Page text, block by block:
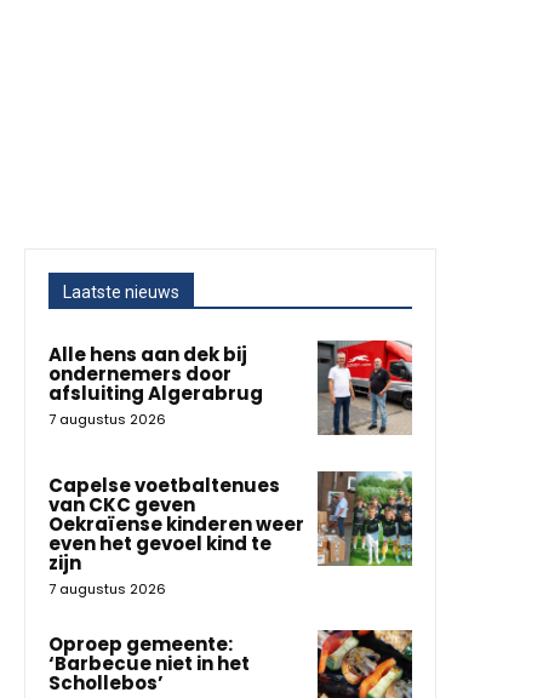
Laatste nieuws
Alle hens aan dek bij
ondernemers door
afsluiting Algerabrug
7 augustus 2026
Capelse voetbaltenues
van CKC geven
Oekraïense kinderen weer
even het gevoel kind te
zijn
7 augustus 2026
Oproep gemeente:
‘Barbecue niet in het
Schollebos’